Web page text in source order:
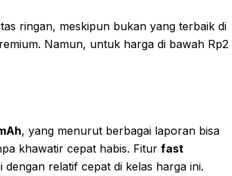
ringan, meskipun bukan yang terbaik di
Namun, untuk harga di bawah Rp2
, yang menurut berbagai laporan bisa
khawatir cepat habis. Fitur fast
relatif cepat di kelas harga ini.